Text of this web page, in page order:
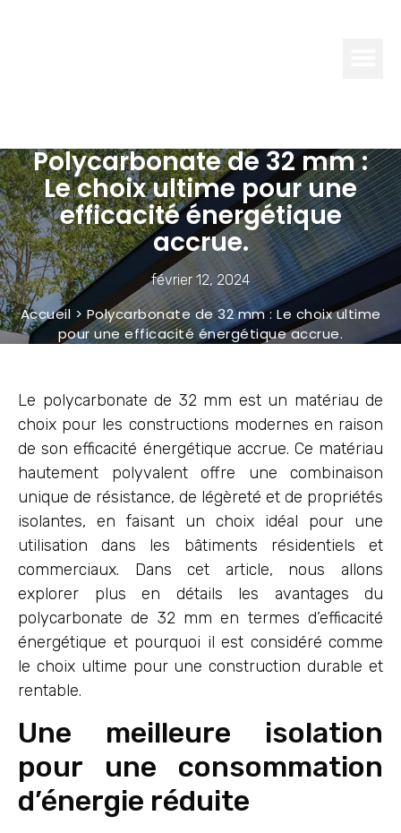
Polycarbonate de 32 mm :
Le choix ultime pour une
efficacité énergétique
accrue.
février 12, 2024
Accueil > Polycarbonate de 32 mm : Le choix ultime
pour une efficacité énergétique accrue.
Le polycarbonate de 32 mm est un matériau de
choix pour les constructions modernes en raison
de son efficacité énergétique accrue. Ce matériau
hautement polyvalent offre une combinaison
unique de résistance, de légèreté et de propriétés
isolantes, en faisant un choix idéal pour une
utilisation dans les bâtiments résidentiels et
commerciaux. Dans cet article, nous allons
explorer plus en détails les avantages du
polycarbonate de 32 mm en termes d’efficacité
énergétique et pourquoi il est considéré comme
le choix ultime pour une construction durable et
rentable.
Une meilleure isolation
pour une consommation
d’énergie réduite